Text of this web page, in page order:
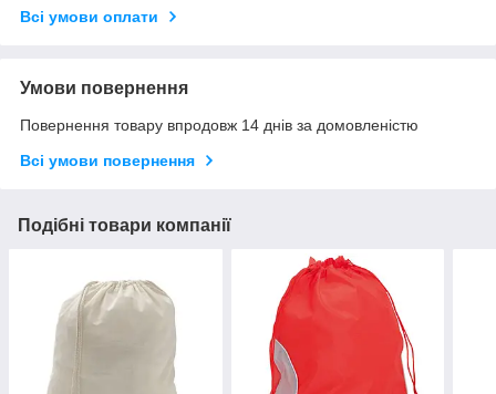
Всі умови оплати
Умови повернення
Повернення товару впродовж 14 днів за домовленістю
Всі умови повернення
Подібні товари компанії